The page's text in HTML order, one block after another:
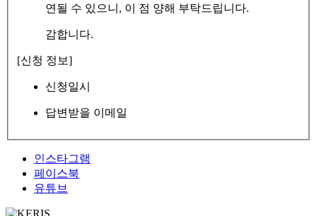
연될 수 있으니, 이 점 양해 부탁드립니다.
감합니다.
[신청 정보]
신청일시
답변받을 이메일
인스타그램
페이스북
유튜브